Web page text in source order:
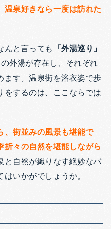
温泉好きなら一度は訪れた
んと言っても
「外湯巡り」
外湯が存在し、それぞれ
ます。温泉街を浴衣姿で歩
をするのは、ここならでは
、街並みの風景も堪能で
折々の自然を堪能しながら
と自然が織りなす絶妙なバ
いかがでしょうか。